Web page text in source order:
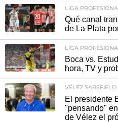
LIGA
Qué canal
de La Plata
LIGA
Boca vs.
hora, TV y
VÉLEZ SARSFIELD
El presidente
"pensando"
de Vélez el